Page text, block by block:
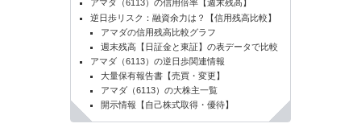
アマダ（6113）の信用倍率【週末残高】
逆日歩リスク：融資余力は？【信用残高比較】
アマダの信用残高比較グラフ
週末残高【日証金と東証】の表データで比較
アマダ（6113）の逆日歩関連情報
大量保有報告書【売買・変更】
アマダ（6113）の大株主一覧
開示情報【自己株式取得・優待】